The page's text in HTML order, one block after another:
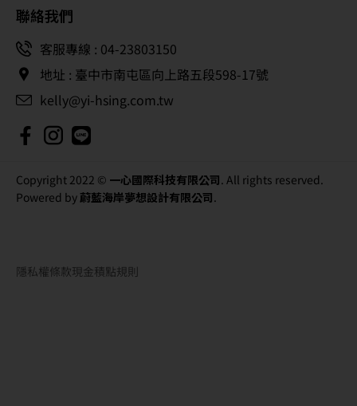
聯絡我們
客服專線 : 04-23803150
地址 : 臺中市南屯區向上路五段598-17號
kelly@yi-hsing.com.tw
Copyright 2022 © 一心國際科技有限公司. All rights reserved.
Powered by蔚藍海岸夢想設計有限公司.
隱私權條款現金積點規則